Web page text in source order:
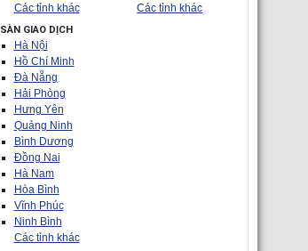
Các tỉnh khác
Các tỉnh khác
SÀN GIAO DỊCH
Hà Nội
Hồ Chí Minh
Đà Nẵng
Hải Phòng
Hưng Yên
Quảng Ninh
Bình Dương
Đồng Nai
Hà Nam
Hòa Bình
Vĩnh Phúc
Ninh Bình
Các tỉnh khác